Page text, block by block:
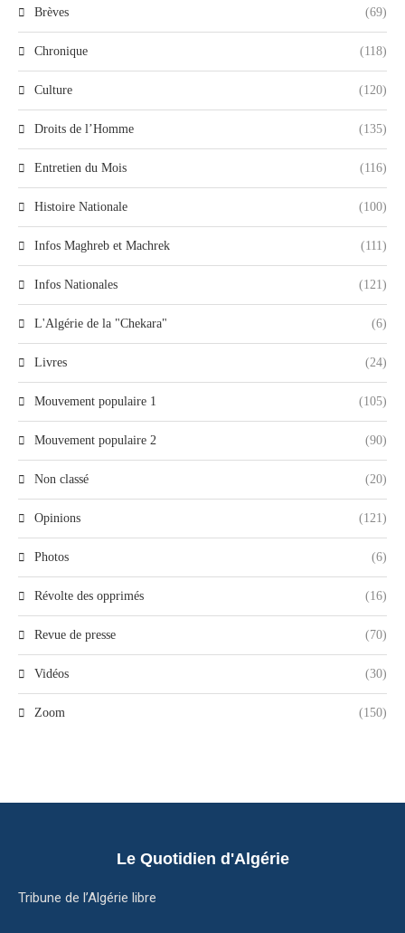
Brèves (69)
Chronique (118)
Culture (120)
Droits de l’Homme (135)
Entretien du Mois (116)
Histoire Nationale (100)
Infos Maghreb et Machrek (111)
Infos Nationales (121)
L'Algérie de la "Chekara" (6)
Livres (24)
Mouvement populaire 1 (105)
Mouvement populaire 2 (90)
Non classé (20)
Opinions (121)
Photos (6)
Révolte des opprimés (16)
Revue de presse (70)
Vidéos (30)
Zoom (150)
Le Quotidien d'Algérie
Tribune de l’Algérie libre